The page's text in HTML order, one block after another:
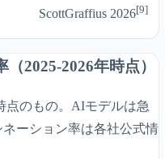
ScottGraffius 2026[9]
2025-2026年時点）
のもの。AIモデルは急
ーション率は各社公式情